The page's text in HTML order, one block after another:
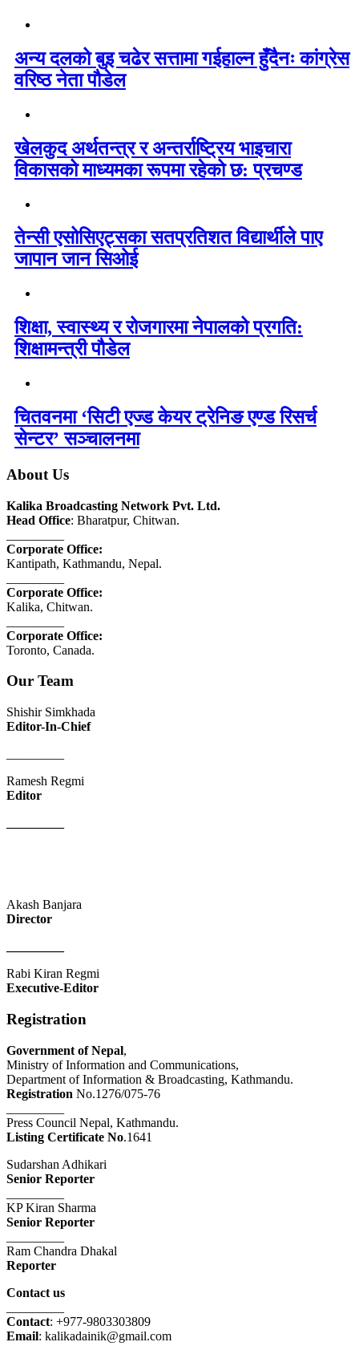
अन्य दलको बुइ चढेर सत्तामा गईहाल्न हुँदैनः कांग्रेस
वरिष्ठ नेता पौडेल
खेलकुद अर्थतन्त्र र अन्तर्राष्ट्रिय भाइचारा
विकासको माध्यमका रूपमा रहेको छ: प्रचण्ड
तेन्सी एसोसिएट्सका सतप्रतिशत विद्यार्थीले पाए
जापान जान सिओई
शिक्षा, स्वास्थ्य र रोजगारमा नेपालको प्रगति:
शिक्षामन्त्री पौडेल
चितवनमा ‘सिटी एज्ड केयर ट्रेनिङ एण्ड रिसर्च
सेन्टर’ सञ्चालनमा
About Us
Kalika Broadcasting Network Pvt. Ltd.
Head Office: Bharatpur, Chitwan.
Corporate Office:
Kantipath, Kathmandu, Nepal.
Corporate Office:
Kalika, Chitwan.
Corporate Office:
Toronto, Canada.
Our Team
Shishir Simkhada
Editor-In-Chief
Ramesh Regmi
Editor
Akash Banjara
Director
Rabi Kiran Regmi
Executive-Editor
Registration
Government of Nepal,
Ministry of Information and Communications,
Department of Information & Broadcasting, Kathmandu.
Registration No.1276/075-76
Press Council Nepal, Kathmandu.
Listing Certificate No.1641
Sudarshan Adhikari
Senior Reporter
KP Kiran Sharma
Senior Reporter
Ram Chandra Dhakal
Reporter
Contact us
Contact: +977-9803303809
Email: kalikadainik@gmail.com